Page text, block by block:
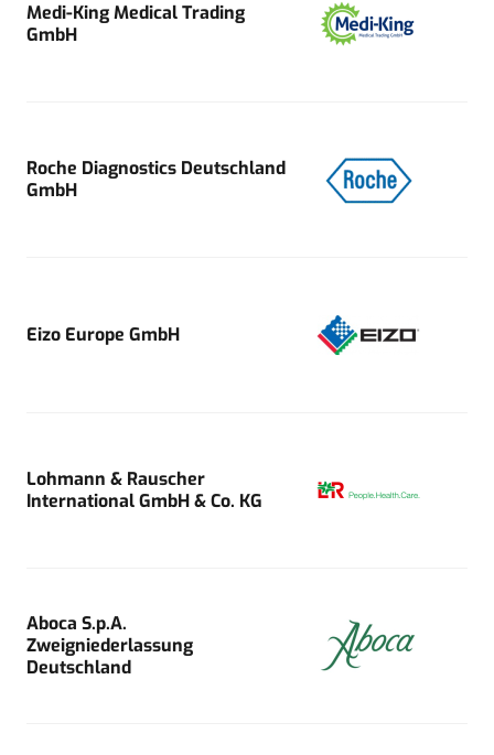
Medi-King Medical Trading
GmbH
Roche Diagnostics Deutschland
GmbH
Eizo Europe GmbH
Lohmann & Rauscher
International GmbH & Co. KG
Aboca S.p.A.
Zweigniederlassung
Deutschland